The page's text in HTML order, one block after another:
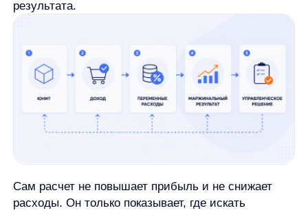
юнита нет: его выбирают под бизнес-модель
Тогда бизнес смотрит, сколько остается после
себестоимости товара, логистики, комиссии,
нужно оценить повторные покупки, удобнее считать
клиента: сколько он приносит за период, сколько
стоит его привлечь и какая маржа остается.
В подписочной модели юнитом часто становится
не только первая оплата, но и срок жизни клиента,
продления, отток и поддержка.